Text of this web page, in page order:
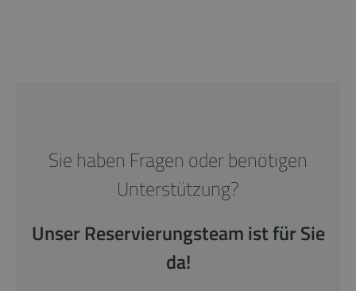
Sie haben Fragen oder benötigen
Unterstützung?
Unser Reservierungsteam ist für Sie
da!